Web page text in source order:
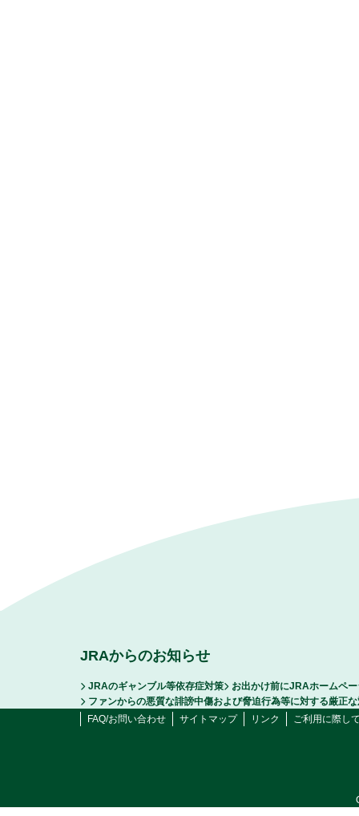
JRAからのお知らせ
JRAのギャンブル等依存症対策
お出かけ前にJRAホームペ
ファンからの悪質な誹謗中傷および脅迫行為等に対する厳正
FAQ/お問い合わせ
サイトマップ リンク ご利用に際し